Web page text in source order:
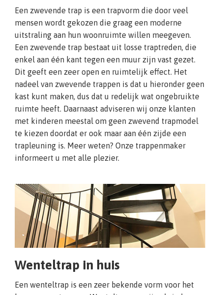
Een zwevende trap is een trapvorm die door veel
mensen wordt gekozen die graag een moderne
uitstraling aan hun woonruimte willen meegeven.
Een zwevende trap bestaat uit losse traptreden, die
enkel aan één kant tegen een muur zijn vast gezet.
Dit geeft een zeer open en ruimtelijk effect. Het
nadeel van zwevende trappen is dat u hieronder geen
kast kunt maken, dus dat u redelijk wat ongebruikte
ruimte heeft. Daarnaast adviseren wij onze klanten
met kinderen meestal om geen zwevend trapmodel
te kiezen doordat er ook maar aan één zijde een
trapleuning is. Meer weten? Onze trappenmaker
informeert u met alle plezier.
Wenteltrap in huis
Een wenteltrap is een zeer bekende vorm voor het